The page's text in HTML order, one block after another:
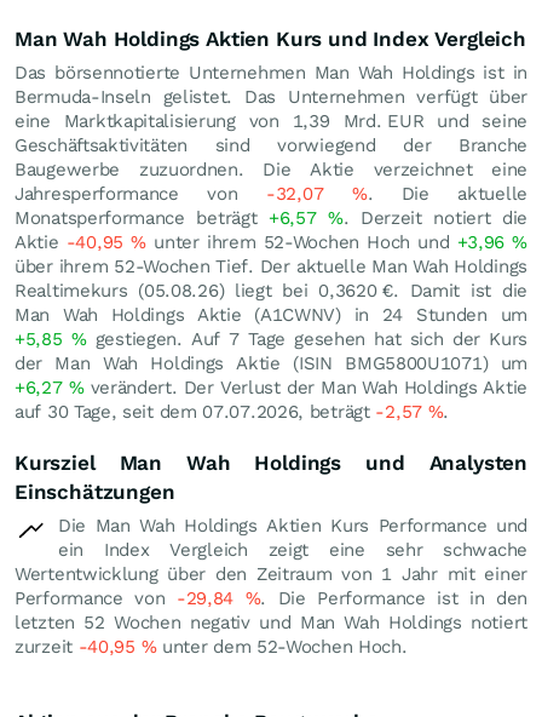
Man Wah Holdings Aktien Kurs und Index Vergleich
Das börsennotierte Unternehmen Man Wah Holdings ist in
Bermuda-Inseln gelistet. Das Unternehmen verfügt über
eine Marktkapitalisierung von 1,39 Mrd. EUR und seine
Geschäftsaktivitäten sind vorwiegend der Branche
Baugewerbe zuzuordnen. Die Aktie verzeichnet eine
Jahresperformance von -32,07 %. Die aktuelle
Monatsperformance beträgt +6,57%. Derzeit notiert die
Aktie -40,95%unter ihrem 52-Wochen Hoch und +3,96%
über ihrem 52-Wochen Tief. Der aktuelle Man Wah Holdings
Realtimekurs (05.08.26) liegt bei 0,3620 €. Damit ist die
Man Wah Holdings Aktie (A1CWNV) in 24 Stunden um
+5,85 %gestiegen. Auf 7 Tage gesehen hat sich der Kurs
der Man Wah Holdings Aktie (ISIN BMG5800U1071) um
+6,27 %verändert. Der Verlust der Man Wah Holdings Aktie
auf 30 Tage, seit dem 07.07.2026, beträgt -2,57 %.
Kursziel Man Wah Holdings und Analysten
Einschätzungen
Die Man Wah Holdings Aktien Kurs Performance und
ein Index Vergleich zeigt eine sehr schwache
Wertentwicklung über den Zeitraum von 1 Jahr mit einer
Performance von -29,84 %. Die Performance ist in den
letzten 52 Wochen negativ und Man Wah Holdings notiert
zurzeit -40,95 %unter dem 52-Wochen Hoch.